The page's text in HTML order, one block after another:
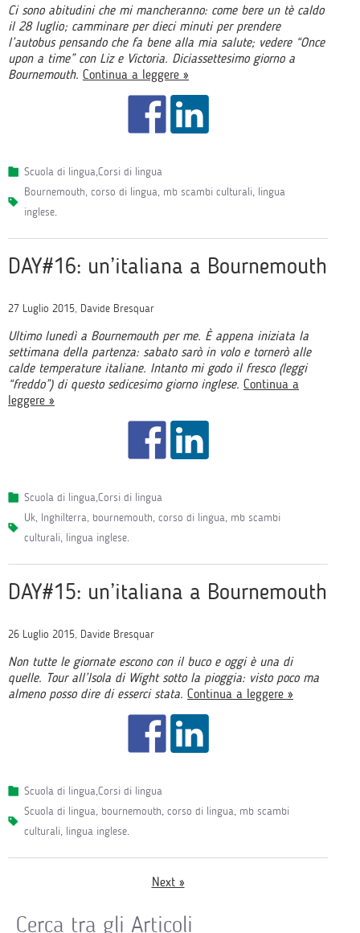
Ci sono abitudini che mi mancheranno: come bere un tè caldo
il 28 luglio; camminare per dieci minuti per prendere
l’autobus pensando che fa bene alla mia salute; vedere “Once
upon a time” con Liz e Victoria. Diciassettesimo giorno a
Bournemouth. Continua a leggere »
Scuola di lingua,Corsi di lingua
bournemouth, corso di lingua, mb scambi culturali, lingua
inglese.
DAY#16: un’italiana a Bournemouth
27 Luglio 2015, Davide Bresquar
Ultimo lunedì a Bournemouth per me. È appena iniziata la
settimana della partenza: sabato sarò in volo e tornerò alle
calde temperature italiane. Intanto mi godo il fresco (leggi
“freddo”) di questo sedicesimo giorno inglese. Continua a
leggere »
Scuola di lingua,Corsi di lingua
uk, Inghilterra, bournemouth, corso di lingua, mb scambi
culturali, lingua inglese.
DAY#15: un’italiana a Bournemouth
26 Luglio 2015, Davide Bresquar
Non tutte le giornate escono con il buco e oggi è una di
quelle. Tour all’Isola di Wight sotto la pioggia: visto poco ma
almeno posso dire di esserci stata. Continua a leggere »
Scuola di lingua,Corsi di lingua
scuola di lingua, bournemouth, corso di lingua, mb scambi
culturali, lingua inglese.
Next »
Cerca tra gli Articoli